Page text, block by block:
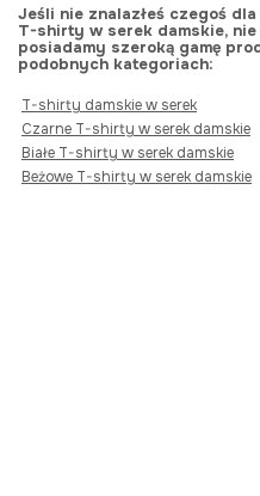
Jeśli nie znalazłeś czegoś
T-shirty w serek damskie, nie
posiadamy szeroką gamę
podobnych kategoriach:
T-shirty damskie w serek
Czarne T-shirty w serek damskie
Białe T-shirty w serek damskie
Beżowe T-shirty w serek damskie